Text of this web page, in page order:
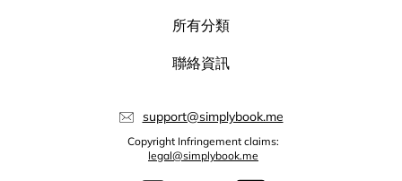
所有分類
聯絡資訊
support@simplybook.me
Copyright Infringement claims:
legal@simplybook.me